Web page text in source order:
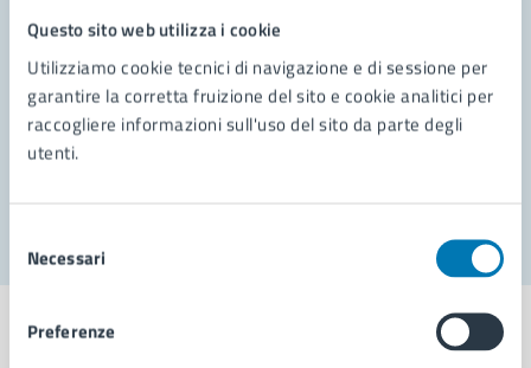
Questo sito web utilizza i cookie
Utilizziamo cookie tecnici di navigazione e di sessione per
garantire la corretta fruizione del sito e cookie analitici per
raccogliere informazioni sull'uso del sito da parte degli
utenti.
delNecessari
Preferenze
Richiedi assistenza
Prenota appuntamento
Problemi in città